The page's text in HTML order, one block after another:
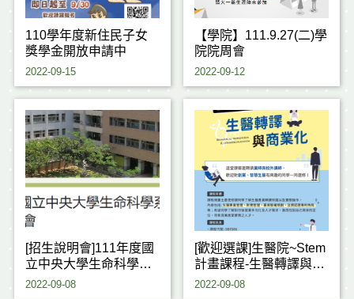
110學年度新住民子女
獎學金開放申請中
2022-09-15
【學院】111.9.27(二)學
院院周會
2022-09-12
[招生說明會]111年度國
立中央大學生命科學系
研究所招生說明會
2022-09-08
[歡迎選課]生醫院~Stem
計畫課程-生醫轉譯與商
業化
2022-09-08